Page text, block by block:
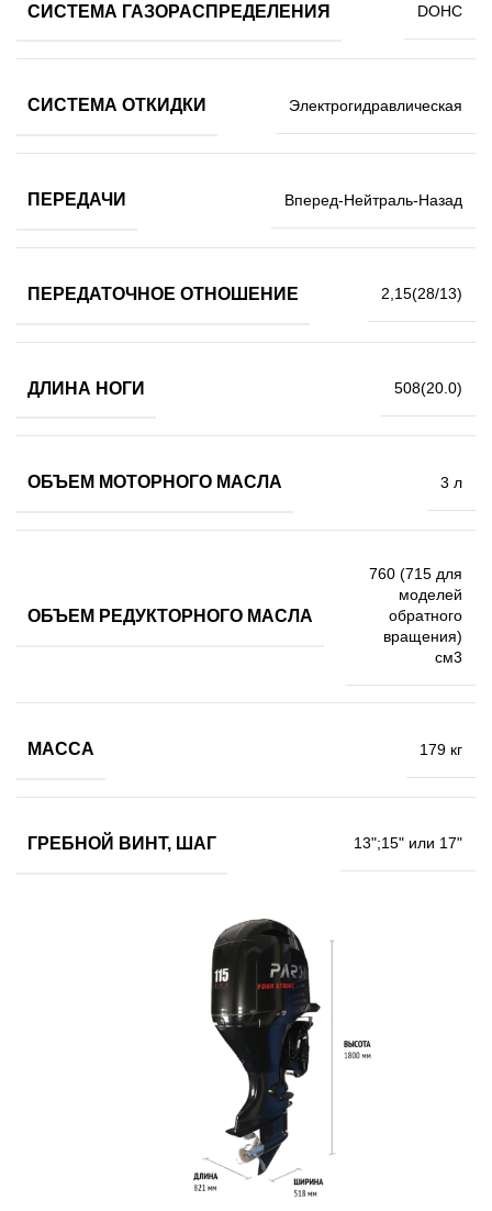
СИСТЕМА ГАЗОРАСПРЕДЕЛЕНИЯ DOHC
СИСТЕМА ОТКИДКИ Электрогидравлическая
ПЕРЕДАЧИ Вперед-Нейтраль-Назад
ПЕРЕДАТОЧНОЕ ОТНОШЕНИЕ 2,15(28/13)
ДЛИНА НОГИ 508(20.0)
ОБЪЕМ МОТОРНОГО МАСЛА 3 л
ОБЪЕМ РЕДУКТОРНОГО МАСЛА
760 (715 для
моделей
обратного
вращения)
см3
МАССА 179 кг
ГРЕБНОЙ ВИНТ, ШАГ 13";15" или 17"